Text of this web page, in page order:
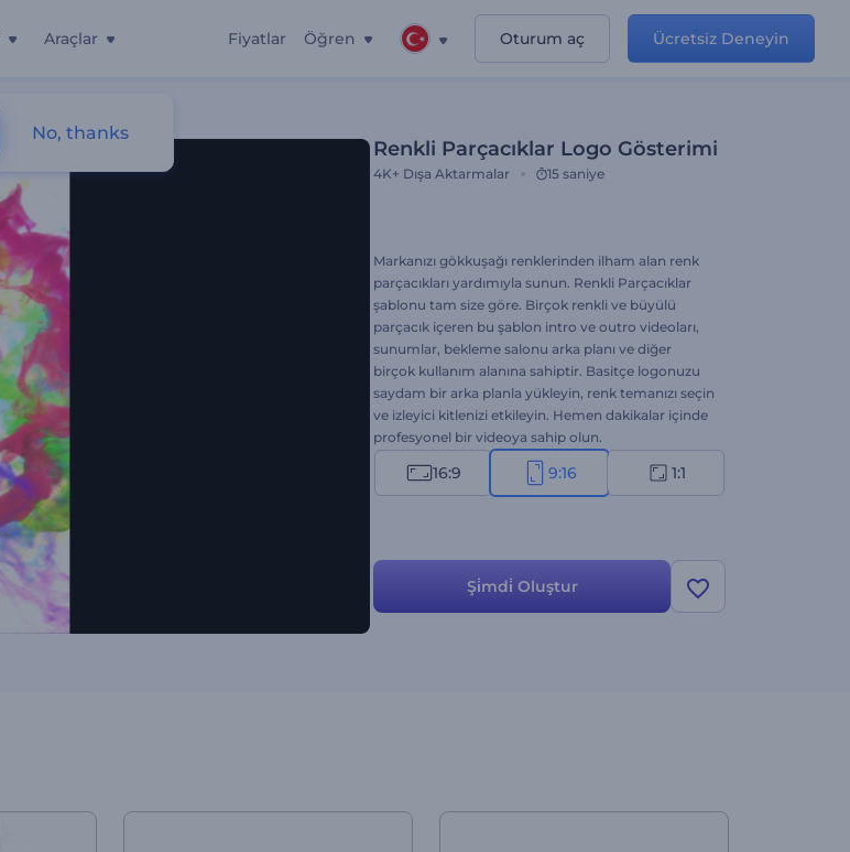
Araçlar Fiyatlar Öğren Oturum aç Ücretsiz Deneyin
Renkli Parçacıklar Logo Gösterimi
4K+ Dışa Aktarmalar 15 saniye
Markanızı gökkuşağı renklerinden ilham alan renk
parçacıkları yardımıyla sunun. Renkli Parçacıklar
şablonu tam size göre. Birçok renkli ve büyülü
parçacık içeren bu şablon intro ve outro videoları,
sunumlar, bekleme salonu arka planı ve diğer
birçok kullanım alanına sahiptir. Basitçe logonuzu
saydam bir arka planla yükleyin, renk temanızı seçin
ve izleyici kitlenizi etkileyin. Hemen dakikalar içinde
profesyonel bir videoya sahip olun.
16:9 9:16 1:1
Şi̇mdi̇ Oluştur
No, thanks